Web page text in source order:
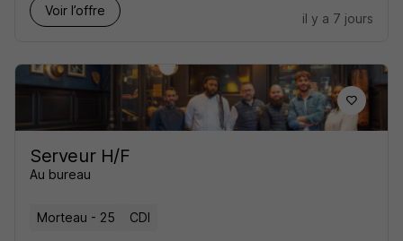
Voir l’offre
il y a 7 jours
Serveur H/F
Au bureau
Morteau - 25 CDI